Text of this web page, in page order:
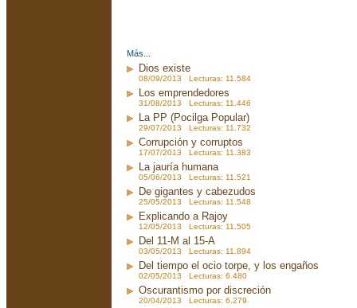
Más...
Dios existe
08/09/2013 Lecturas: 11.584
Los emprendedores
31/08/2013 Lecturas: 11.446
La PP (Pocilga Popular)
29/07/2013 Lecturas: 11.732
Corrupción y corruptos
17/07/2013 Lecturas: 11.383
La jauría humana
05/06/2013 Lecturas: 11.521
De gigantes y cabezudos
25/05/2013 Lecturas: 11.548
Explicando a Rajoy
12/05/2013 Lecturas: 11.505
Del 11-M al 15-A
03/05/2013 Lecturas: 11.894
Del tiempo el ocio torpe, y los engaños
02/05/2013 Lecturas: 6.480
Oscurantismo por discreción
20/04/2013 Lecturas: 6.279